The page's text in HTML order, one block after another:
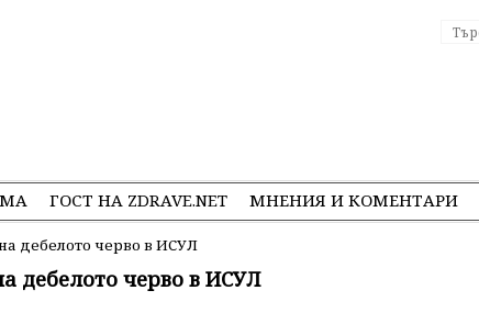
ГОСТ НА ZDRAVE.NET МНЕНИЯ И КОМЕНТАРИ
дебелото черво в ИСУЛ
дебелото черво в ИСУЛ